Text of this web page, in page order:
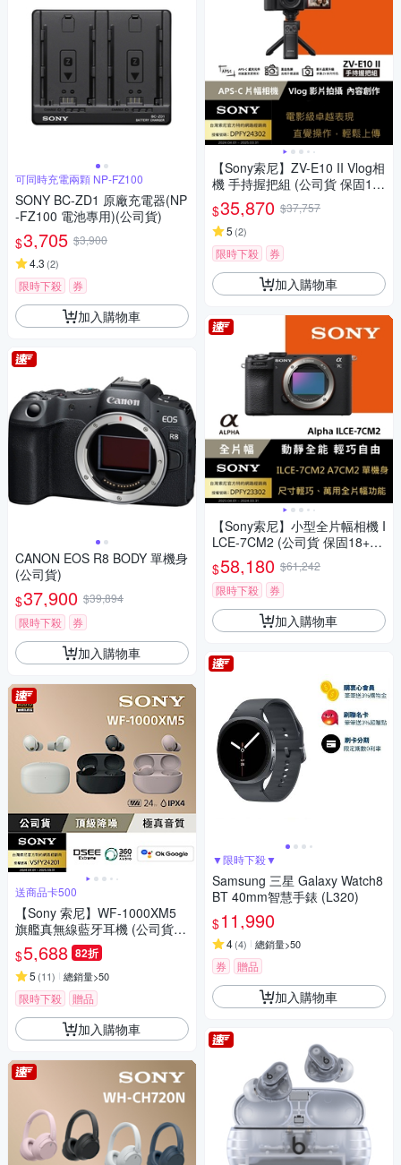
可同時充電兩顆 NP-FZ100
SONY BC-ZD1 原廠充電器(NP
-FZ100 電池專用)(公司貨)
$3,705 $3,900
4.3 (2)
限時下殺 券
加入購物車
CANON EOS R8 BODY 單機身
(公司貨)
$37,900 $39,894
限時下殺
券
加入購物車
送商品卡500
【Sony 索尼】WF-1000XM5
旗艦真無線藍牙耳機 (公司貨
保固12+6個月)
$5,688 82折
5 (11) 總銷量>50
限時下殺 贈品
加入購物車
【Sony索尼】ZV-E10 II Vlog相
機 手持握把組 (公司貨 保固18
+6個月)
$35,870 $37,757
5 (2)
限時下殺 券
加入購物車
【Sony索尼】小型全片幅相機 I
LCE-7CM2 (公司貨 保固18+6
個月)
$58,180 $61,242
限時下殺
券
加入購物車
▼限時下殺▼
Samsung 三星 Galaxy Watch8
BT 40mm智慧手錶 (L320)
$11,990
4(4) 總銷量>50
券 贈品
加入購物車